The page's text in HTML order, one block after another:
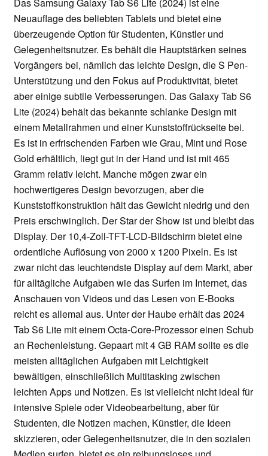
Neuauflage des beliebten Tablets und bietet eine
überzeugende Option für Studenten, Künstler und
Gelegenheitsnutzer. Es behält die Hauptstärken seines
Vorgängers bei, nämlich das leichte Design, die S Pen-
Unterstützung und den Fokus auf Produktivität, bietet
aber einige subtile Verbesserungen. Das Galaxy Tab S6
Lite (2024) behält das bekannte schlanke Design mit
einem Metallrahmen und einer Kunststoffrückseite bei.
Es ist in erfrischenden Farben wie Grau, Mint und Rose
Gold erhältlich, liegt gut in der Hand und ist mit 465
Gramm relativ leicht. Manche mögen zwar ein
hochwertigeres Design bevorzugen, aber die
Kunststoffkonstruktion hält das Gewicht niedrig und den
Preis erschwinglich. Der Star der Show ist und bleibt das
Display. Der 10,4-Zoll-TFT-LCD-Bildschirm bietet eine
ordentliche Auflösung von 2000 x 1200 Pixeln. Es ist
zwar nicht das leuchtendste Display auf dem Markt, aber
für alltägliche Aufgaben wie das Surfen im Internet, das
Anschauen von Videos und das Lesen von E-Books
reicht es allemal aus. Unter der Haube erhält das 2024
Tab S6 Lite mit einem Octa-Core-Prozessor einen Schub
an Rechenleistung. Gepaart mit 4 GB RAM sollte es die
meisten alltäglichen Aufgaben mit Leichtigkeit
bewältigen, einschließlich Multitasking zwischen
leichten Apps und Notizen. Es ist vielleicht nicht ideal für
intensive Spiele oder Videobearbeitung, aber für
Studenten, die Notizen machen, Künstler, die Ideen
skizzieren, oder Gelegenheitsnutzer, die in den sozialen